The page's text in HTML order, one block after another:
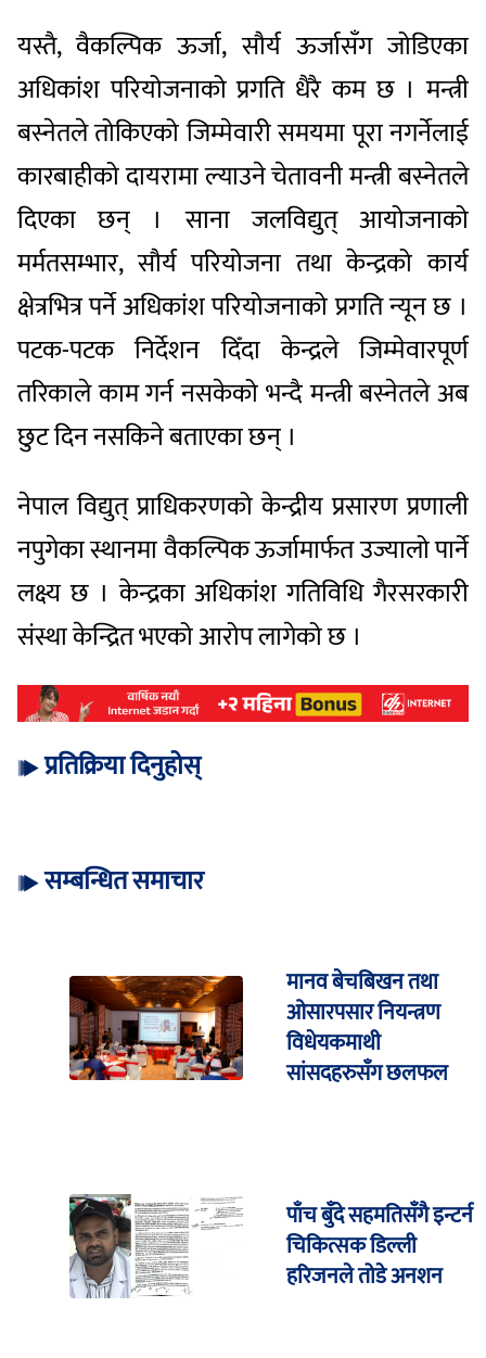
यस्तै, वैकल्पिक ऊर्जा, सौर्य ऊर्जासँग जोडिएका
अधिकांश परियोजनाको प्रगति धैरै कम छ । मन्त्री
बस्नेतले तोकिएको जिम्मेवारी समयमा पूरा नगर्नेलाई
कारबाहीको दायरामा ल्याउने चेतावनी मन्त्री बस्नेतले
दिएका छन् । साना जलविद्युत् आयोजनाको
मर्मतसम्भार, सौर्य परियोजना तथा केन्द्रको कार्य
क्षेत्रभित्र पर्ने अधिकांश परियोजनाको प्रगति न्यून छ ।
पटक-पटक निर्देशन दिँदा केन्द्रले जिम्मेवारपूर्ण
तरिकाले काम गर्न नसकेको भन्दै मन्त्री बस्नेतले अब
छुट दिन नसकिने बताएका छन् ।
नेपाल विद्युत् प्राधिकरणको केन्द्रीय प्रसारण प्रणाली
नपुगेका स्थानमा वैकल्पिक ऊर्जामार्फत उज्यालो पार्ने
लक्ष्य छ । केन्द्रका अधिकांश गतिविधि गैरसरकारी
संस्था केन्द्रित भएको आरोप लागेको छ ।
प्रतिक्रिया दिनुहोस्
सम्बन्धित समाचार
मानव बेचबिखन तथा
ओसारपसार नियन्त्रण
विधेयकमाथी
सांसदहरुसँग छलफल
पाँच बुँदे सहमतिसँगै इन्टर्न
चिकित्सक डिल्ली
हरिजनले तोडे अनशन